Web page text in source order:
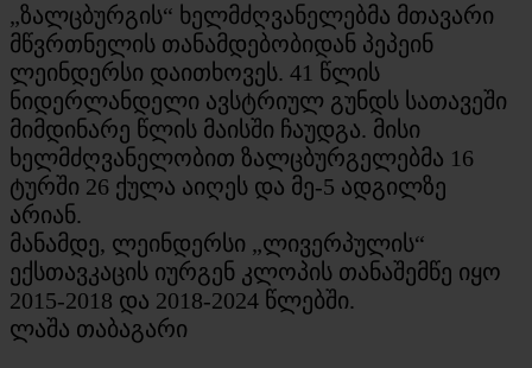
„ზალცბურგის“ ხელმძღვანელებმა მთავარი
მწვრთნელის თანამდებობიდან პეპეინ
ლეინდერსი დაითხოვეს. 41 წლის
ნიდერლანდელი ავსტრიულ გუნდს სათავეში
მიმდინარე წლის მაისში ჩაუდგა. მისი
ხელმძღვანელობით ზალცბურგელებმა 16
ტურში 26 ქულა აიღეს და მე-5 ადგილზე
არიან.
მანამდე, ლეინდერსი „ლივერპულის“
ექსთავკაცის იურგენ კლოპის თანაშემწე იყო
2015-2018 და 2018-2024 წლებში.
ლაშა თაბაგარი